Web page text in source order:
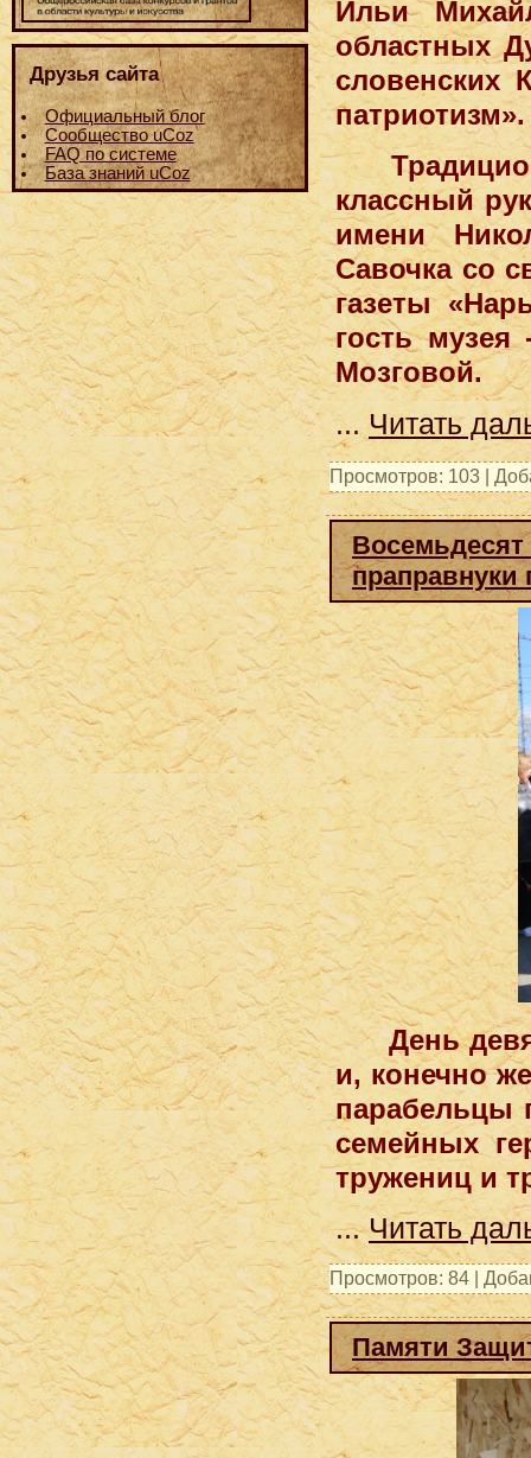
Друзья сайта
Официальный блог
Сообщество uCoz
FAQ по системе
База знаний uCoz
Ильи
областных
словенских
патриотизм».
классный
имени
Савочка со
газеты
гость
Мозговой.
... Читать
Просмотров: 103 |
праправнуки
День
и, конечно
парабельцы
семейных
тружениц и
...Читать
Просмотров: 84 |
Памяти